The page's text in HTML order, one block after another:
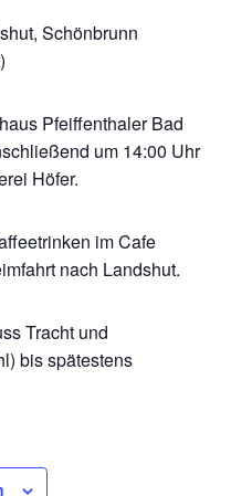
Schönbrunn
Pfeiffenthaler Bad
um 14:00 Uhr
Höfer.
im Cafe
nach Landshut.
Tracht und
bis spätestens